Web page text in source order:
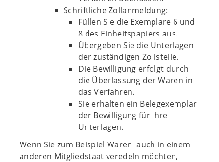
Schriftliche Zollanmeldung:
Füllen Sie die Exemplare 6 und
8 des Einheitspapiers aus.
Übergeben Sie die Unterlagen
der zuständigen Zollstelle.
Die Bewilligung erfolgt durch
die Überlassung der Waren in
das Verfahren.
Sie erhalten ein Belegexemplar
der Bewilligung für Ihre
Unterlagen.
Wenn Sie zum Beispiel Waren auch in einem
anderen Mitgliedstaat veredeln möchten,